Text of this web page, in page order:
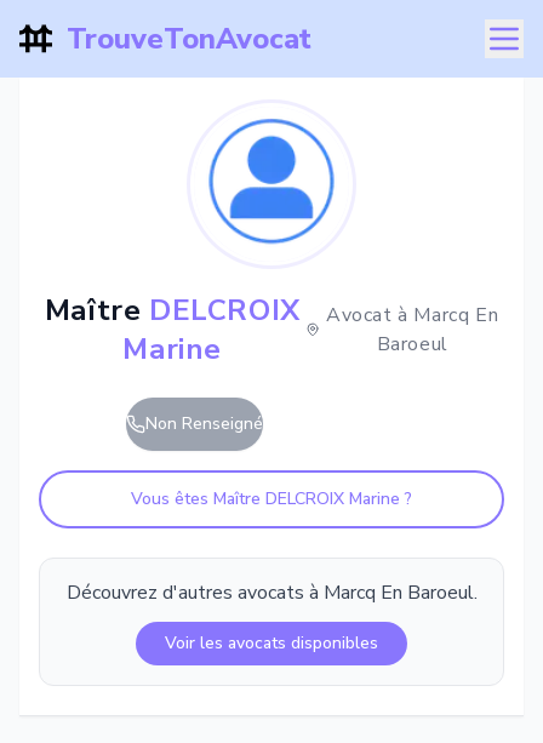
TrouveTonAvocat
Maître DELCROIX
Marine
Avocat à Marcq En
Baroeul
Non Renseigné
Vous êtes Maître DELCROIX Marine ?
Découvrez d'autres avocats à Marcq En Baroeul.
Voir les avocats disponibles